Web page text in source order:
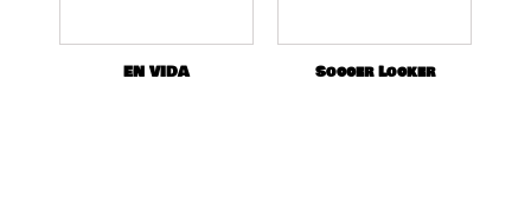
EN VIDA Soccer Locker